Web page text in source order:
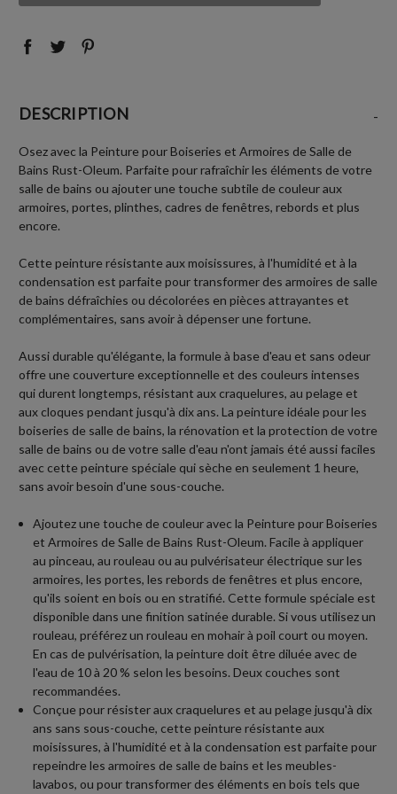
:
:
DESCRIPTION -
Osez avec la Peinture pour Boiseries et Armoires de Salle de
Bains Rust-Oleum. Parfaite pour rafraîchir les éléments de votre
salle de bains ou ajouter une touche subtile de couleur aux
armoires, portes, plinthes, cadres de fenêtres, rebords et plus
encore.
Cette peinture résistante aux moisissures, à l'humidité et à la
condensation est parfaite pour transformer des armoires de salle
de bains défraîchies ou décolorées en pièces attrayantes et
complémentaires, sans avoir à dépenser une fortune.
Aussi durable qu'élégante, la formule à base d'eau et sans odeur
offre une couverture exceptionnelle et des couleurs intenses
qui durent longtemps, résistant aux craquelures, au pelage et
aux cloques pendant jusqu'à dix ans. La peinture idéale pour les
boiseries de salle de bains, la rénovation et la protection de votre
salle de bains ou de votre salle d'eau n'ont jamais été aussi faciles
avec cette peinture spéciale qui sèche en seulement 1 heure,
sans avoir besoin d'une sous-couche.
Ajoutez une touche de couleur avec la Peinture pour Boiseries
et Armoires de Salle de Bains Rust-Oleum. Facile à appliquer
au pinceau, au rouleau ou au pulvérisateur électrique sur les
armoires, les portes, les rebords de fenêtres et plus encore,
qu'ils soient en bois ou en stratifié. Cette formule spéciale est
disponible dans une finition satinée durable. Si vous utilisez un
rouleau, préférez un rouleau en mohair à poil court ou moyen.
En cas de pulvérisation, la peinture doit être diluée avec de
l'eau de 10 à 20 % selon les besoins. Deux couches sont
recommandées.
Conçue pour résister aux craquelures et au pelage jusqu'à dix
ans sans sous-couche, cette peinture résistante aux
moisissures, à l'humidité et à la condensation est parfaite pour
repeindre les armoires de salle de bains et les meubles-
lavabos, ou pour transformer des éléments en bois tels que